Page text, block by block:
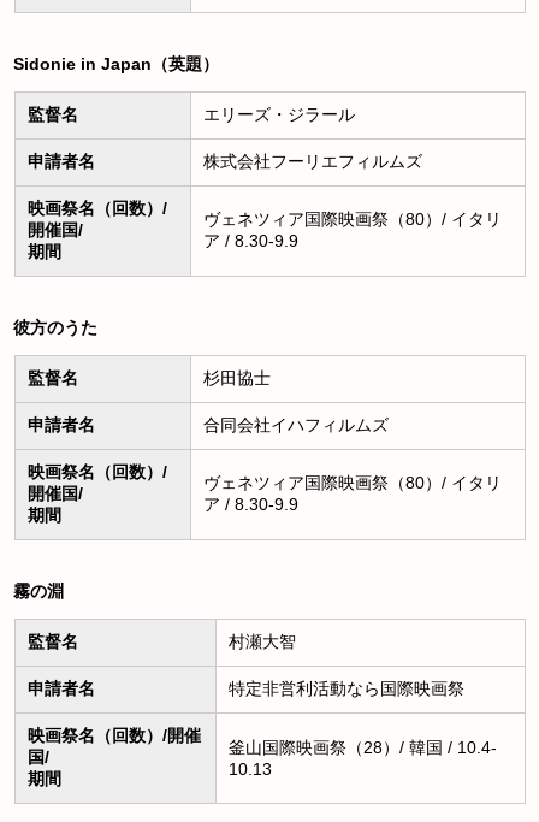
Sidonie in Japan（英題）
監督名 エリーズ・ジラール
申請者名 株式会社フーリエフィルムズ
映画祭名（回数）/
開催国/
期間
ヴェネツィア国際映画祭（80）/ イタリ
ア / 8.30-9.9
彼方のうた
監督名 杉田協士
申請者名 合同会社イハフィルムズ
映画祭名（回数）/
開催国/
期間
ヴェネツィア国際映画祭（80）/ イタリ
ア / 8.30-9.9
霧の淵
監督名 村瀬大智
申請者名 特定非営利活動なら国際映画祭
映画祭名（回数）/開催
国/
期間
釜山国際映画祭（28）/ 韓国 / 10.4-
10.13